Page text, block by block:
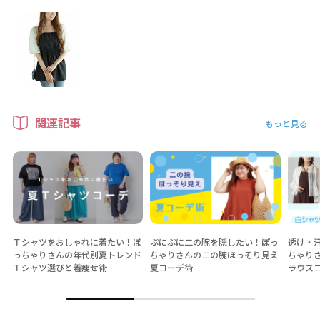
関連記事 もっと見る
Ｔシャツをおしゃれに着たい！ぽ
っちゃりさんの年代別夏トレンド
Ｔシャツ選びと着痩せ術
ぷにぷに二の腕を隠したい！ぽっ
ちゃりさんの二の腕ほっそり見え
夏コーデ術
透け・
ちゃり
ラウス